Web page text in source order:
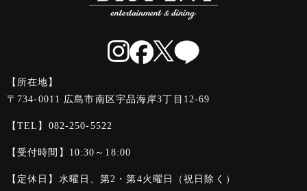
【所在地】
〒734-0011 広島市南区宇品海岸3丁目12-69
【TEL】 082-250-5522
【受付時間】10:30～18:00
【定休日】水曜日、第2・第4火曜日（祝日除く）